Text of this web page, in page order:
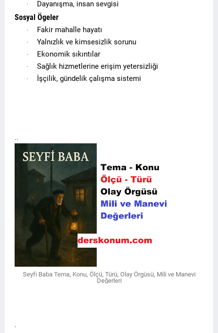
· Dayanışma, insan sevgisi
Sosyal Ögeler
· Fakir mahalle hayatı
· Yalnızlık ve kimsesizlik sorunu
· Ekonomik sıkıntılar
· Sağlık hizmetlerine erişim yetersizliği
· İşçilik, gündelik çalışma sistemi
..
Seyfi Baba Tema, Konu, Ölçü, Türü, Olay Örgüsü, Mili ve Manevi
Değerleri
.